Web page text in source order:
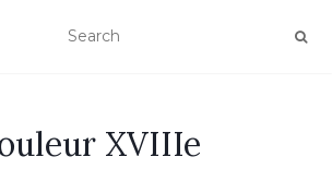
LA NAVIGATION
XVIIIe